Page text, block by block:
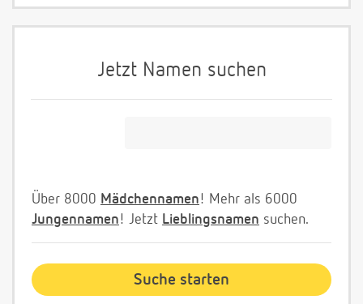
Jetzt Namen suchen
Über 8000 Mädchennamen! Mehr als 6000
Jungennamen! Jetzt Lieblingsnamen suchen.